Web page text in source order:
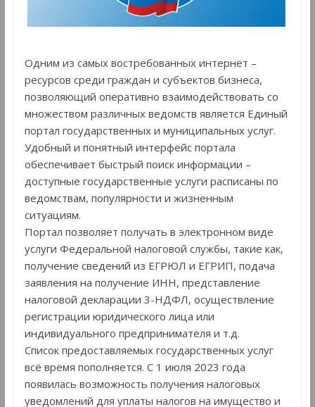
Одним из самых востребованных интернет –
ресурсов среди граждан и субъектов бизнеса,
позволяющий оперативно взаимодействовать со
множеством различных ведомств является Единый
портал государственных и муниципальных услуг.
Удобный и понятный интерфейс портала
обеспечивает быстрый поиск информации –
доступные государственные услуги расписаны по
ведомствам, популярности и жизненным
ситуациям.
Портал позволяет получать в электронном виде
услуги Федеральной налоговой службы, такие как,
получение сведений из ЕГРЮЛ и ЕГРИП, подача
заявления на получение ИНН, представление
налоговой декларации 3-НДФЛ, осуществление
регистрации юридического лица или
индивидуального предпринимателя и т.д.
Список предоставляемых государственных услуг
всё время пополняется. С 1 июля 2023 года
появилась возможность получения налоговых
уведомлений для уплаты налогов на имущество и